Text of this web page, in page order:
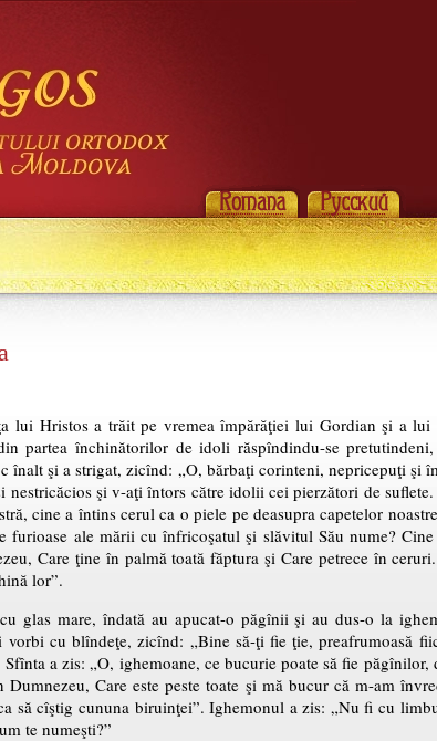
lui Hristos a trăit pe vremea împărăţiei lui Gordian şi a
partea închinătorilor de idoli răspîndindu-se
înalt şi a strigat, zicînd: „O, bărbaţi corinteni, nepricepuţi şi
nestricăcios şi v-aţi întors către idolii cei pierzători de
cine a întins cerul ca o piele pe deasupra capetelor
furioase ale mării cu înfricoşatul şi slăvitul Său nume?
Care ţine în palmă toată făptura şi Care petrece în
lor”.
glas mare, îndată au apucat-o păgînii şi au dus-o la
cu blîndeţe, zicînd: „Bine să-ţi fie ţie, preafrumoasă
a zis: „O, ighemoane, ce bucurie poate să fie
Care este peste toate şi mă bucur că m-am
să cîştig cununa biruinţei”. Ighemonul a zis: „Nu fi cu
te numeşti?”